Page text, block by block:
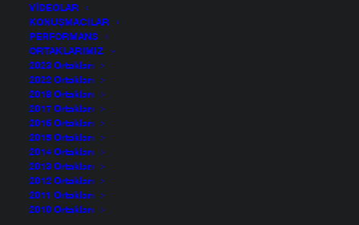
VIDEOLAR
KONUŞMACILAR
PERFORMANS
ORTAKLARIMIZ
2023 Ortakları
2022 Ortakları
2018 Ortakları
2017 Ortakları
2016 Ortakları
2015 Ortakları
2014 Ortakları
2013 Ortakları
2012 Ortakları
2011 Ortakları
2010 Ortakları